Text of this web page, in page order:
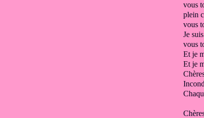
vous
plein
vous
Je
vous
Et je
Et je